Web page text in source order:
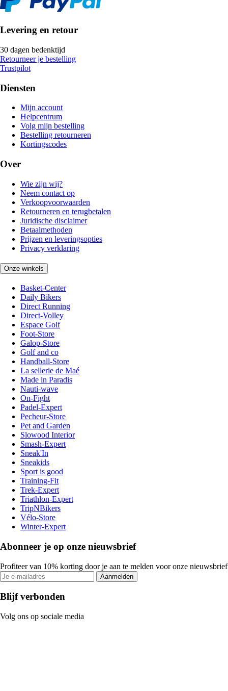
Levering en retour
30 dagen bedenktijd
Retourneer je bestelling
Trustpilot
Diensten
Mijn account
Helpcentrum
Volg mijn bestelling
Bestelling retourneren
Kortingscodes
Over
Wie zijn wij?
Neem contact op
Verkoopvoorwaarden
Retourneren en terugbetalen
Juridische disclaimer
Betaalmethoden
Prijzen en leveringsopties
Privacy verklaring
Onze winkels
Basket-Center
Daily Bikers
Direct Running
Direct-Volley
Espace Golf
Foot-Store
Galop-Store
Golf and co
Handball-Store
La sellerie de Maé
Made in Paradis
Nauti-wave
On-Fight
Padel-Expert
Pecheur-Store
Pet and Garden
Slowood Interior
Smash-Expert
Sneak'In
Sneakids
Sport is good
Training-Fit
Trek-Expert
Triathlon-Expert
TripNBikers
Vélo-Store
Winter-Expert
Abonneer je op onze nieuwsbrief
Profiteer van 10% korting door je aan te melden voor onze nieuwsbrief
Aanmelden
Blijf verbonden
Volg ons op sociale media